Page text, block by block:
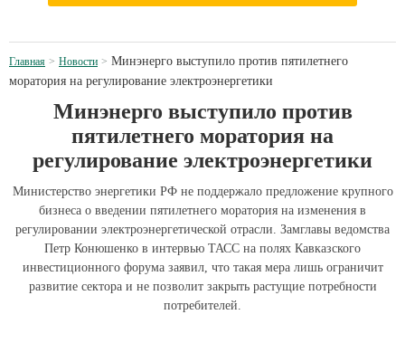
Главная Новости
Минэнерго выступило против пятилетнего
моратория на регулирование электроэнергетики
Минэнерго выступило против
пятилетнего моратория на
регулирование электроэнергетики
Министерство энергетики РФ не поддержало предложение крупного
бизнеса о введении пятилетнего моратория на изменения в
регулировании электроэнергетической отрасли. Замглавы ведомства
Петр Конюшенко в интервью ТАСС на полях Кавказского
инвестиционного форума заявил, что такая мера лишь ограничит
развитие сектора и не позволит закрыть растущие потребности
потребителей.